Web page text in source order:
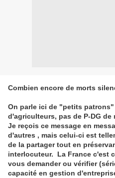
Combien encore de morts
On parle ici de "petits
d'agriculteurs, pas de P-DG de
Je reçois ce message en
d'autres , mais celui-ci est
de la partager tout en
interlocuteur. La France c'est
vous demander ou vérifier
capacité en gestion